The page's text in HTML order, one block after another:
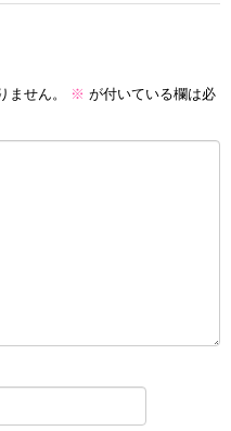
ません。 ※ が付いている欄は必